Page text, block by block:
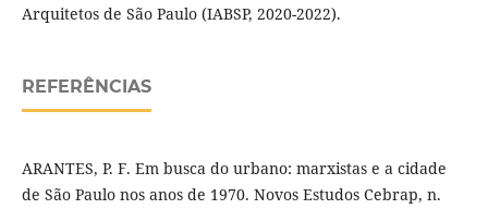
Arquitetos de São Paulo (IABSP, 2020-2022).
REFERÊNCIAS
ARANTES, P. F. Em busca do urbano: marxistas e a cidade
de São Paulo nos anos de 1970. Novos Estudos Cebrap, n.